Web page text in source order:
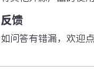
反馈
如问答有错漏，欢迎点